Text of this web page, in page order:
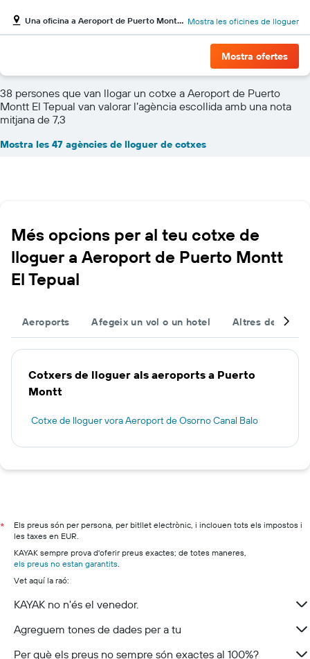
Una oficina a Aeroport de Puerto Montt El Tepual Mostra les oficines de lloguer
Mostra ofertes
38 persones que van llogar un cotxe a Aeroport de Puerto
Montt El Tepual van valorar l’agència escollida amb una nota
mitjana de 7,3
Mostra les 47 agències de lloguer de cotxes
Més opcions per al teu cotxe de
lloguer a Aeroport de Puerto Montt
El Tepual
Aeroports Afegeix un vol o un hotel Altres
Cotxers de lloguer als aeroports a Puerto
Montt
Cotxe de lloguer vora Aeroport de Osorno Canal Balo
*
Els preus són per persona, per bitllet electrònic, i inclouen tots els impostos i
les taxes en EUR.
KAYAK sempre prova d'oferir preus exactes; de totes maneres,
els preus no estan garantits
Vet aquí la raó:
KAYAK no n'és el venedor.
Agreguem tones de dades per a tu
Per què els preus no sempre són exactes al 100%?